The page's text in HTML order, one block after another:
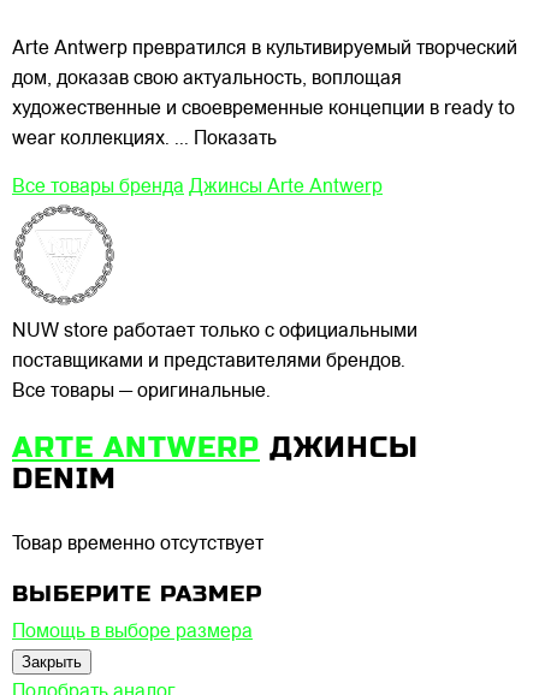
Arte Antwerp превратился в культивируемый творческий
дом, доказав свою актуальность, воплощая
художественные и своевременные концепции в ready to
wear коллекциях. ... Показать
Все товары бренда Джинсы Arte Antwerp
NUW store работает только с официальными
поставщиками и представителями брендов.
Все товары — оригинальные.
ARTE ANTWERP ДЖИНСЫ
DENIM
Товар временно отсутствует
ВЫБЕРИТЕ РАЗМЕР
Помощь в выборе размера
Закрыть